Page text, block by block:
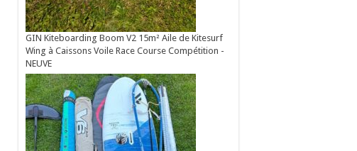
GIN Kiteboarding Boom V2 15m² Aile de Kitesurf
Wing à Caissons Voile Race Course Compétition -
NEUVE